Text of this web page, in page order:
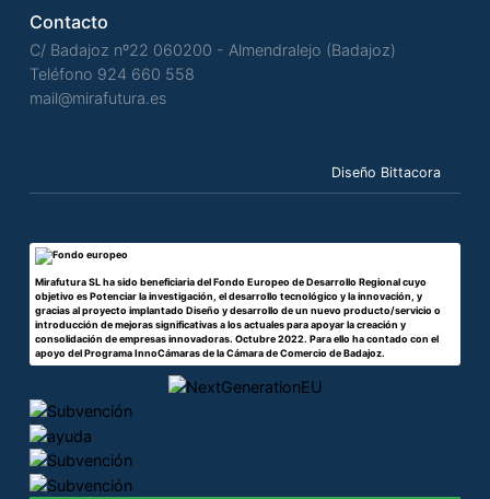
Contacto
C/ Badajoz nº22 060200 - Almendralejo (Badajoz)
Teléfono 924 660 558
mail@mirafutura.es
Diseño Bittacora
Mirafutura SL ha sido beneficiaria del Fondo Europeo de Desarrollo Regional cuyo
objetivo es Potenciar la investigación, el desarrollo tecnológico y la innovación, y
gracias al proyecto implantado Diseño y desarrollo de un nuevo producto/servicio o
introducción de mejoras significativas a los actuales para apoyar la creación y
consolidación de empresas innovadoras. Octubre 2022. Para ello ha contado con el
apoyo del Programa InnoCámaras de la Cámara de Comercio de Badajoz.